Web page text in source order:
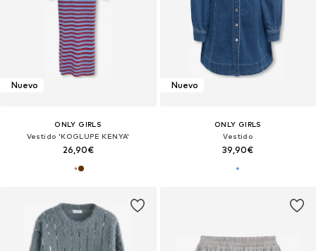
Nuevo
ONLY GIRLS
Vestido 'KOGLUPE KENYA'
26,90€
Nuevo
ONLY GIRLS
Vestido
39,90€